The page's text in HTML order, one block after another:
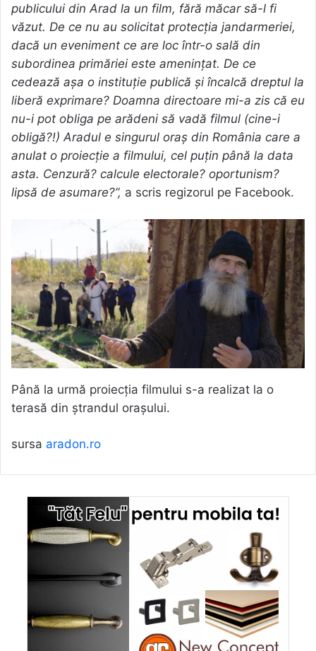
publicului din Arad la un film, fără măcar să-l fi
văzut. De ce nu au solicitat protecția jandarmeriei,
dacă un eveniment ce are loc într-o sală din
subordinea primăriei este amenințat. De ce
cedează așa o instituție publică și încalcă dreptul la
liberă exprimare? Doamna directoare mi-a zis că eu
nu-i pot obliga pe arădeni să vadă filmul (cine-i
obligă?!) Aradul e singurul oraș din România care a
anulat o proiecție a filmului, cel puțin până la data
asta. Cenzură? calcule electorale? oportunism?
lipsă de asumare?”, a scris regizorul pe Facebook.
Până la urmă proiecția filmului s-a realizat la o
terasă din ștrandul orașului.
sursa aradon.ro